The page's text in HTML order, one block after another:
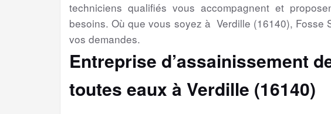
techniciens qualifiés vous accompagnent et
besoins. Où que vous soyez à Verdille (16140), Fosse
vos demandes.
Entreprise d’assainissement
toutes eaux à Verdille (16140)